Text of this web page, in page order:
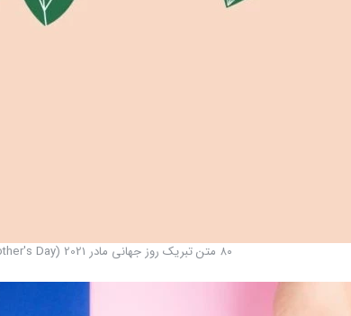
۸۰ متن تبریک روز جهانی مادر 2021 (happy Mother's Day)